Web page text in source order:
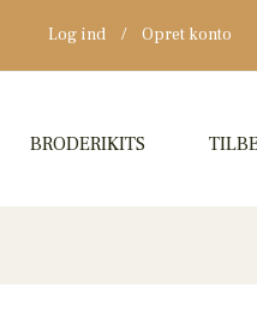
Log ind / Opret konto
BRODERIKITS